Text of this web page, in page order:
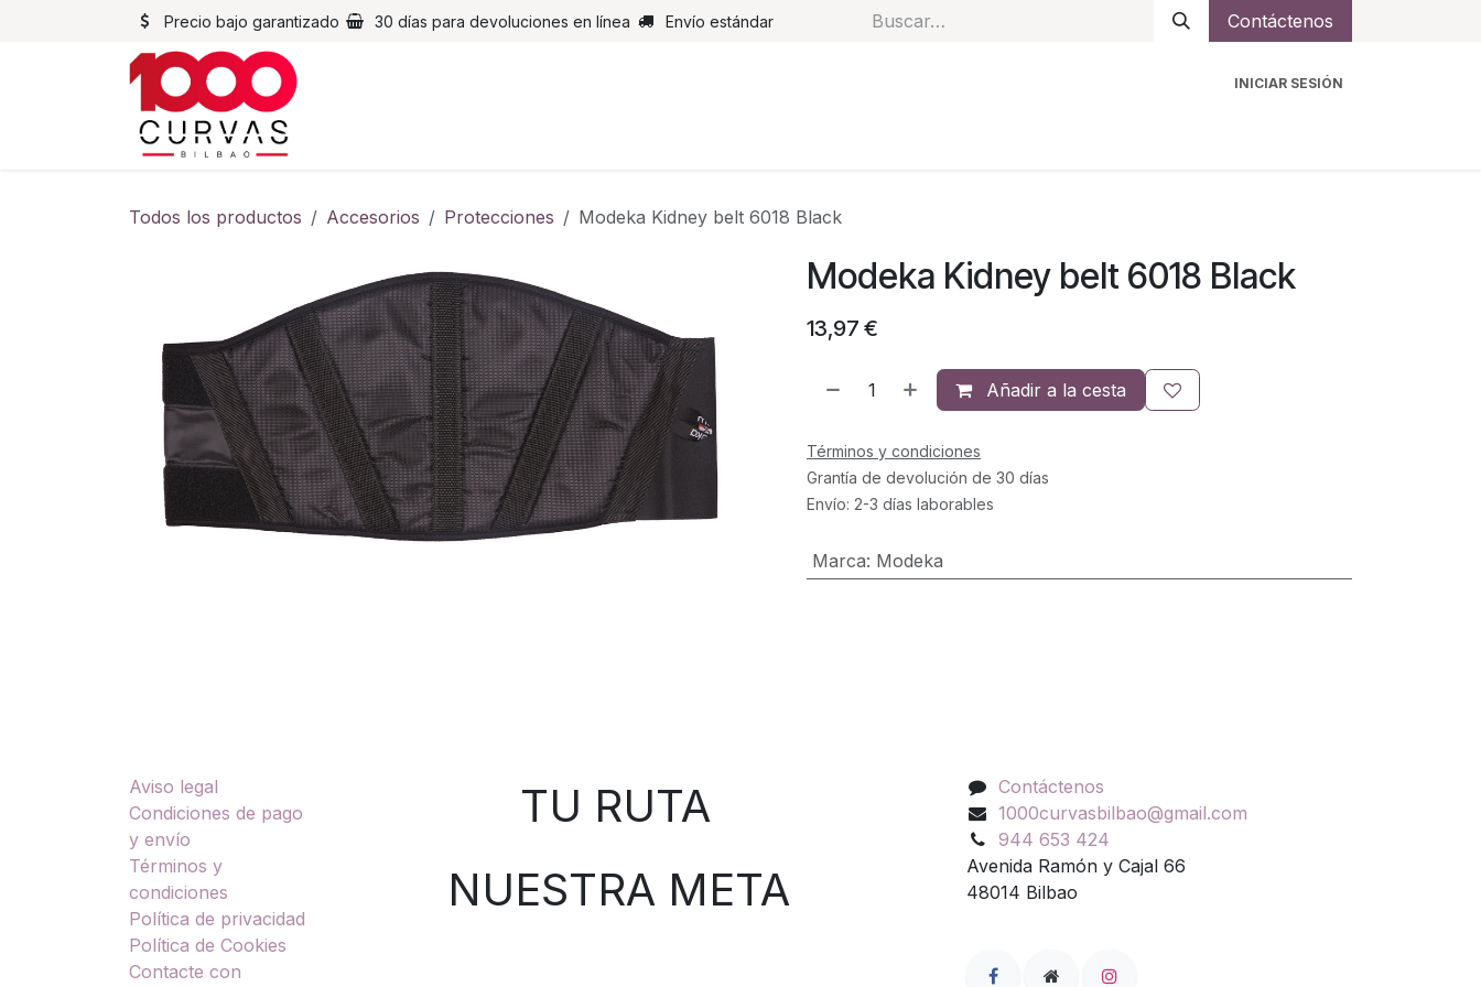
Precio bajo garantizado 30 días para devoluciones en línea Envío estándar Contáctenos
INICIAR SESIÓN
Todos los productos Accesorios Protecciones Modeka Kidney belt 6018 Black
Modeka Kidney belt 6018 Black
13,97 €
Añadir a la cesta
Términos y condiciones
Grantía de devolución de 30 días
Envío: 2-3 días laborables
Marca: Modeka
Aviso legal
Condiciones de pago
y envío
Términos y
condiciones
Política de privacidad
Política de Cookies
Contacte con
TU RUTA
NUESTRA META
Contáctenos
1000curvasbilbao@gmail.com
944 653 424
Avenida Ramón y Cajal 66
48014 Bilbao